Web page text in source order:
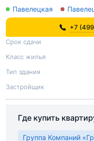
Павелецкая
Срок сдачи
Класс жилья
Тип здания
Застройщик
+7
Где купить
Группа Компаний